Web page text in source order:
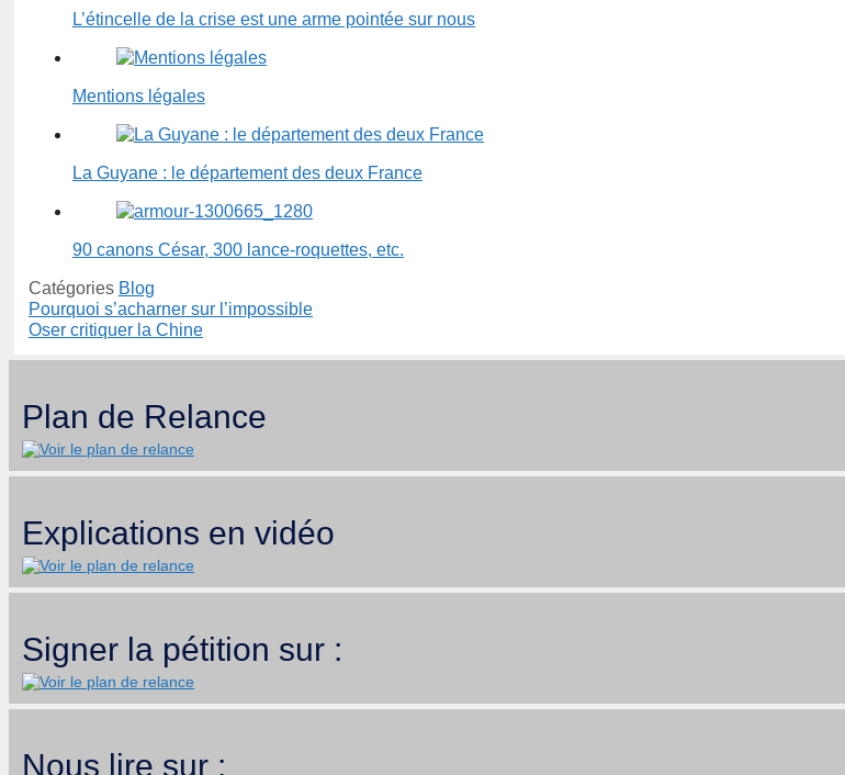
L’étincelle de la crise est une arme pointée sur nous
Mentions légales
La Guyane : le département des deux France
90 canons César, 300 lance-roquettes, etc.
Catégories Blog
Pourquoi s’acharner sur l’impossible
Oser critiquer la Chine
Plan de Relance
Explications en vidéo
Signer la pétition sur :
Nous lire sur :